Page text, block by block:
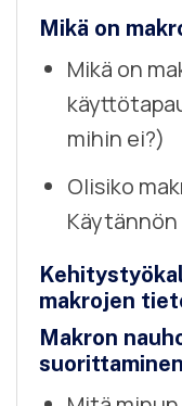
Mikä on
Mikä on
mihin ei?)
Olisiko
makrojen
Makron
suorittaminen